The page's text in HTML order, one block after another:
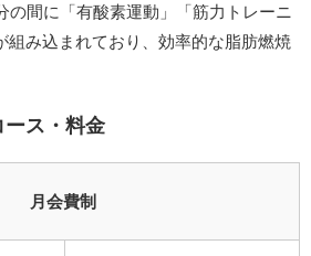
の間に「有酸素運動」「筋力トレーニ
組み込まれており、効率的な脂肪燃焼
ース・料金
月会費制